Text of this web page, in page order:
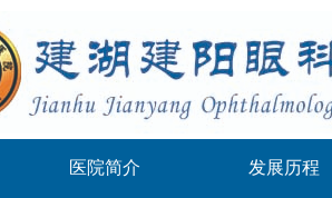
医院简介 发展历程